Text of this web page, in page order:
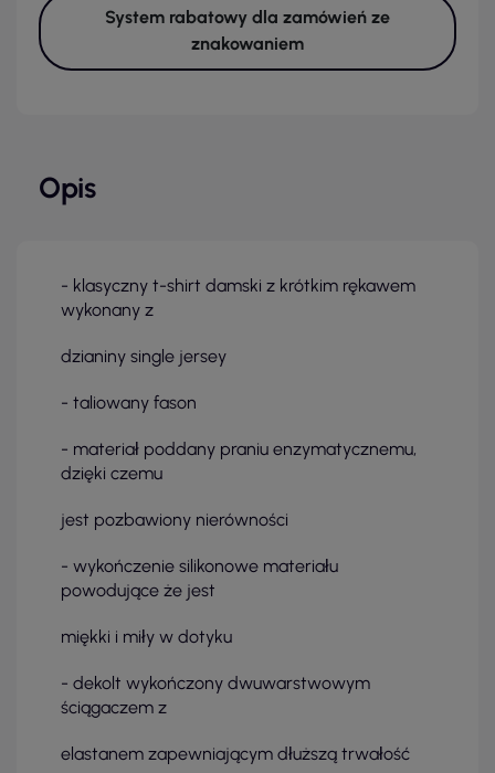
System rabatowy dla zamówień ze
znakowaniem
Opis
- klasyczny t-shirt damski z krótkim rękawem
wykonany z
dzianiny single jersey
- taliowany fason
- materiał poddany praniu enzymatycznemu,
dzięki czemu
jest pozbawiony nierówności
- wykończenie silikonowe materiału
powodujące że jest
miękki i miły w dotyku
- dekolt wykończony dwuwarstwowym
ściągaczem z
elastanem zapewniającym dłuższą trwałość